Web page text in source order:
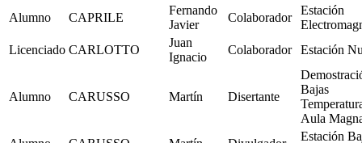
Alumno
CAPRILE
Fernando
Javier
Colaborador
Estación
Licenciado CARLOTTO
Juan
Ignacio
Colaborador Estación
Alumno CARUSSO Martín Disertante
Bajas
Aula
Estación